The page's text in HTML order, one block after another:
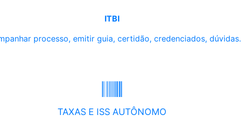
ITBI
processo, emitir guia, certidão, credenciados, dúvidas.
TAXAS E ISS AUTÔNOMO